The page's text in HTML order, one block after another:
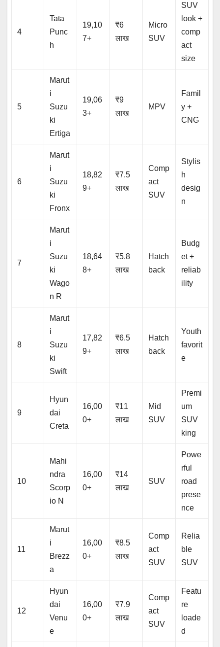
4
Tata
Punc
h
19,10
7+
₹6
लाख
Micro
SUV
SUV
look +
comp
act
size
5
Marut
i
Suzu
ki
Ertiga
19,06
3+
₹9
लाख
MPV
Famil
y +
CNG
6
Marut
i
Suzu
ki
Fronx
18,82
9+
₹7.5
लाख
Comp
act
SUV
Stylis
h
desig
n
7
Marut
i
Suzu
ki
Wago
n R
18,64
8+
₹5.8
लाख
Hatch
back
Budg
et +
reliab
ility
8
Marut
i
Suzu
ki
Swift
17,82
9+
₹6.5
लाख
Hatch
back
Youth
favorit
e
9
Hyun
dai
Creta
16,00
0+
₹11
लाख
Mid
SUV
Premi
um
SUV
king
10
Mahi
ndra
Scorp
io N
16,00
0+
₹14
लाख
SUV
Powe
rful
road
prese
nce
11
Marut
i
Brezz
a
16,00
0+
₹8.5
लाख
Comp
act
SUV
Relia
ble
SUV
12
Hyun
dai
Venu
e
16,00
0+
₹7.9
लाख
Comp
act
SUV
Featu
re
loade
d